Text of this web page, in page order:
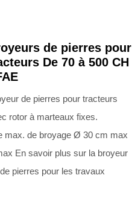
de pierres pour
De 70 à 500 CH
de pierres pour tracteurs
rotor à marteaux fixes.
max. de broyage Ø 30 cm max
En savoir plus sur la broyeur
pierres pour les travaux